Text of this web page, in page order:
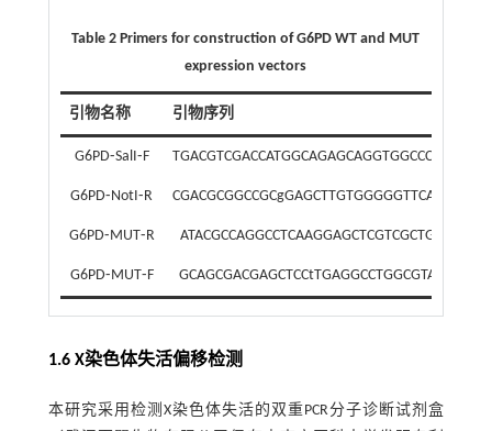
Table 2 Primers for construction of G6PD WT and MUT
expression vectors
引物名称 引物序列
G6PD⁃SalI⁃F TGACGTCGACCATGGCAGAGCAGGTGGCCCTG
G6PD⁃NotI⁃R CGACGCGGCCGCgGAGCTTGTGGGGGTTCACC
G6PD⁃MUT⁃R ATACGCCAGGCCTCAAGGAGCTCGTCGCTGC
G6PD⁃MUT⁃F GCAGCGACGAGCTCCtTGAGGCCTGGCGTAT
1.6 X染色体失活偏移检测
本研究采用检测X染色体失活的双重PCR分子诊断试剂盒